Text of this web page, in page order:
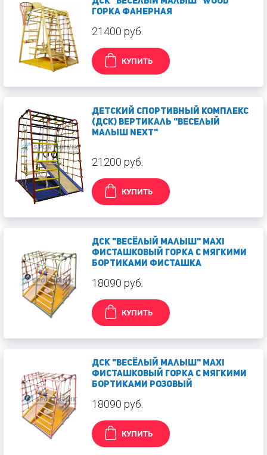
Горка фанерная
21400 руб.
КУПИТЬ
Детский спортивный комплекс
(ДСК) Вертикаль "Веселый
малыш Next"
21200 руб.
КУПИТЬ
ДСК "Весёлый малыш" MAXI
фисташковый Горка с мягкими
бортиками Фисташка
18090 руб.
КУПИТЬ
ДСК "Весёлый малыш" MAXI
фисташковый Горка с мягкими
бортиками Розовый
18090 руб.
КУПИТЬ